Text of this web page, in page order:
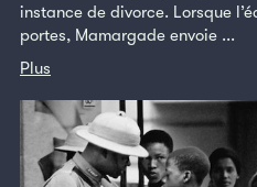
instance de divorce. Lorsque
portes, Mamargade envoie ...
Plus